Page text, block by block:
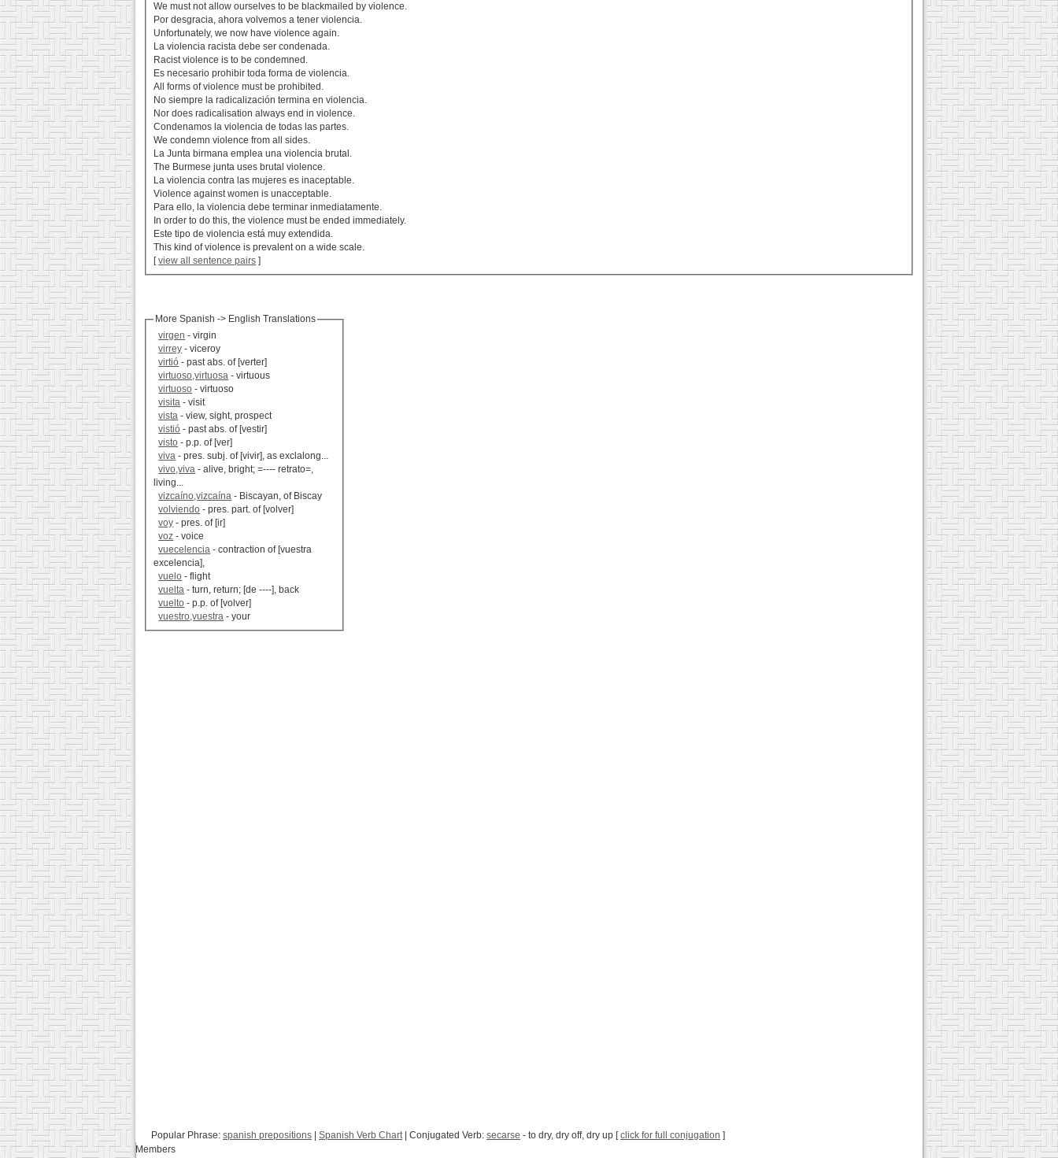
We must not allow ourselves to be blackmailed by violence.
Por desgracia, ahora volvemos a tener violencia.
Unfortunately, we now have violence again.
La violencia racista debe ser condenada.
Racist violence is to be condemned.
Es necesario prohibir toda forma de violencia.
All forms of violence must be prohibited.
No siempre la radicalización termina en violencia.
Nor does radicalisation always end in violence.
Condenamos la violencia de todas las partes.
We condemn violence from all sides.
La Junta birmana emplea una violencia brutal.
The Burmese junta uses brutal violence.
La violencia contra las mujeres es inaceptable.
Violence against women is unacceptable.
Para ello, la violencia debe terminar inmediatamente.
In order to do this, the violence must be ended immediately.
Este tipo de violencia está muy extendida.
This kind of violence is prevalent on a wide scale.
[view all sentence pairs ]
More Spanish -> English Translations
virgen - virgin
virrey - viceroy
virtió - past abs. of [verter]
virtuoso,virtuosa - virtuous
virtuoso - virtuoso
visita - visit
vista - view, sight, prospect
vistió - past abs. of [vestir]
visto - p.p. of [ver]
viva - pres. subj. of [vivir], as exclalong...
vivo,viva - alive, bright; =---- retrato=,
living...
vizcaíno,vizcaína - Biscayan, of Biscay
volviendo - pres. part. of [volver]
voy - pres. of [ir]
voz - voice
vuecelencia - contraction of [vuestra
excelencia],
vuelo - flight
vuelta - turn, return; [de ----], back
vuelto - p.p. of [volver]
vuestro,vuestra - your
Popular Phrase: spanish prepositions Spanish Verb Chart| Conjugated Verb: secarse - to dry, dry off, dry up [click for full conjugation ]
Members